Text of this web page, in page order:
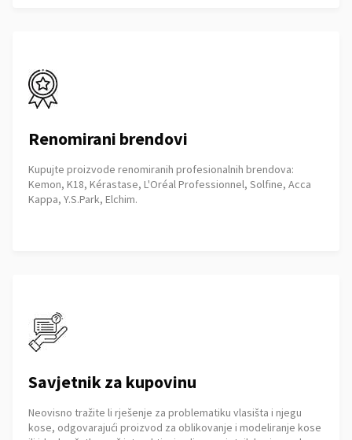
Renomirani brendovi
Kupujte proizvode renomiranih profesionalnih brendova:
Kemon, K18, Kérastase, L'Oréal Professionnel, Solfine, Acca
Kappa, Y.S.Park, Elchim.
Savjetnik za kupovinu
Neovisno tražite li rješenje za problematiku vlasišta i njegu
kose, odgovarajući proizvod za oblikovanje i modeliranje kose